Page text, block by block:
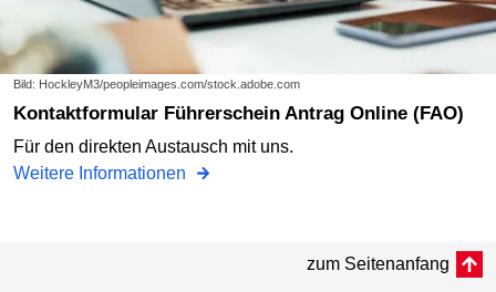
Bild: HockleyM3/peopleimages.com/stock.adobe.com
Kontaktformular Führerschein Antrag Online (FAO)
Für den direkten Austausch mit uns.
Weitere Informationen
zum Seitenanfang